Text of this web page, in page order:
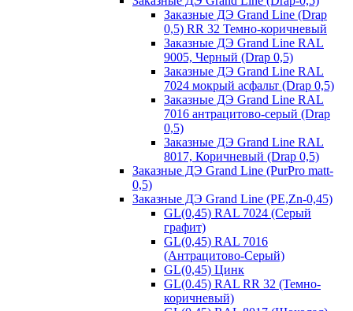
Заказные ДЭ Grand Line (Drap
0,5) RR 32 Темно-коричневый
Заказные ДЭ Grand Line RAL
9005, Черный (Drap 0,5)
Заказные ДЭ Grand Line RAL
7024 мокрый асфальт (Drap 0,5)
Заказные ДЭ Grand Line RAL
7016 антрацитово-серый (Drap
0,5)
Заказные ДЭ Grand Line RAL
8017, Коричневый (Drap 0,5)
Заказные ДЭ Grand Line (PurPro matt-
0,5)
Заказные ДЭ Grand Line (PE,Zn-0,45)
GL(0,45) RAL 7024 (Серый
графит)
GL(0,45) RAL 7016
(Антрацитово-Серый)
GL(0,45) Цинк
GL(0.45) RAL RR 32 (Темно-
коричневый)